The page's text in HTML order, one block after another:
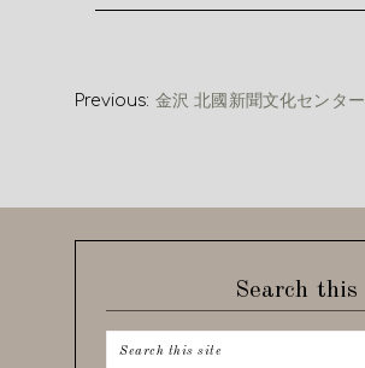
Previous: 金沢 北國新聞文化センタ
Search this